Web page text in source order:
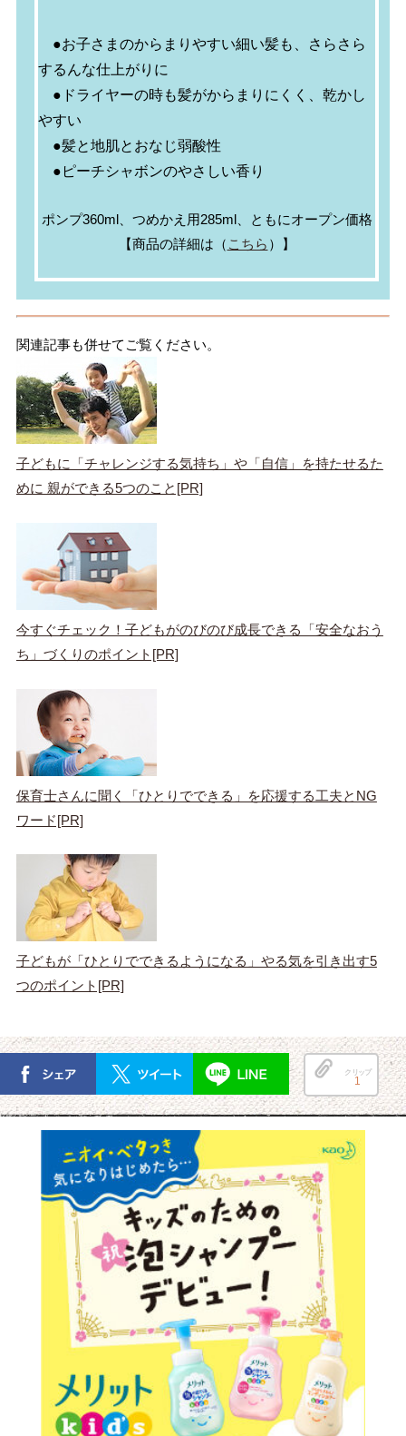
●お子さまのからまりやすい細い髪も、さらさら
するんな仕上がりに
●ドライヤーの時も髪がからまりにくく、乾かし
やすい
●髪と地肌とおなじ弱酸性
●ピーチシャボンのやさしい香り
ポンプ360ml、つめかえ用285ml、ともにオープン価格
【商品の詳細は（ こちら ）】
関連記事も併せてご覧ください。
子どもに「チャレンジする気持ち」や「自信」を持たせるた
めに 親ができる5つのこと[PR]
今すぐチェック！子どもがのびのび成長できる「安全なおう
ち」づくりのポイント[PR]
保育士さんに聞く「ひとりでできる」を応援する工夫とNG
ワード[PR]
子どもが「ひとりでできるようになる」やる気を引き出す5
つのポイント[PR]
クリップ
1